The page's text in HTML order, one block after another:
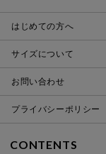
はじめての方へ
サイズについて
お問い合わせ
プライバシーポリシー
CONTENTS